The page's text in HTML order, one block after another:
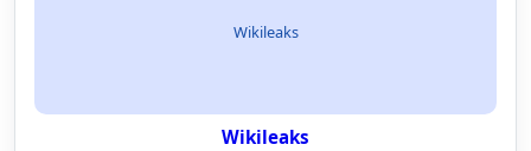
Wikileaks
Wikileaks